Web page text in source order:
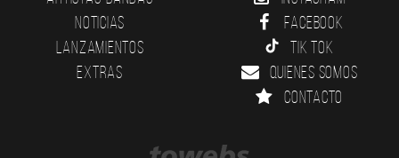
Noticias
Lanzamientos
Extras
Facebook
Tik Tok
Quienes somos
Contacto